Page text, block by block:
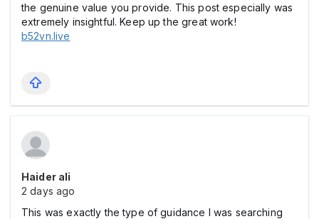
the genuine value you provide. This post especially was
extremely insightful. Keep up the great work!
b52vn.live
Haider ali
2 days ago
This was exactly the type of guidance I was searching